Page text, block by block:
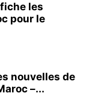
les
pour le
nouvelles de
–...